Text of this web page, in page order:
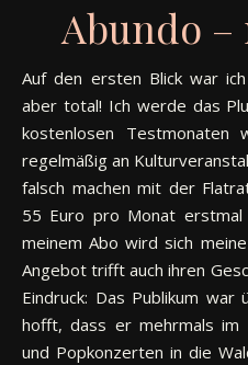
Abundo –
Auf den ersten Blick war
aber total! Ich werde das
kostenlosen Testmonaten
regelmäßig an
falsch machen mit der
55 Euro pro Monat erstmal
meinem Abo wird sich
Angebot trifft auch ihren
Eindruck: Das Publikum
hofft, dass er mehrmals im
und Popkonzerten in die